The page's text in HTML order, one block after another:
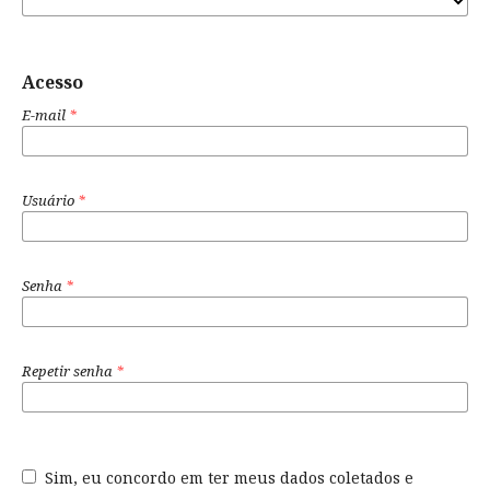
Acesso
E-mail *
Usuário *
Senha *
Repetir senha *